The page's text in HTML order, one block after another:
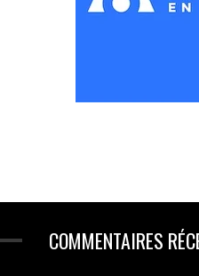
COMMENTAIRES